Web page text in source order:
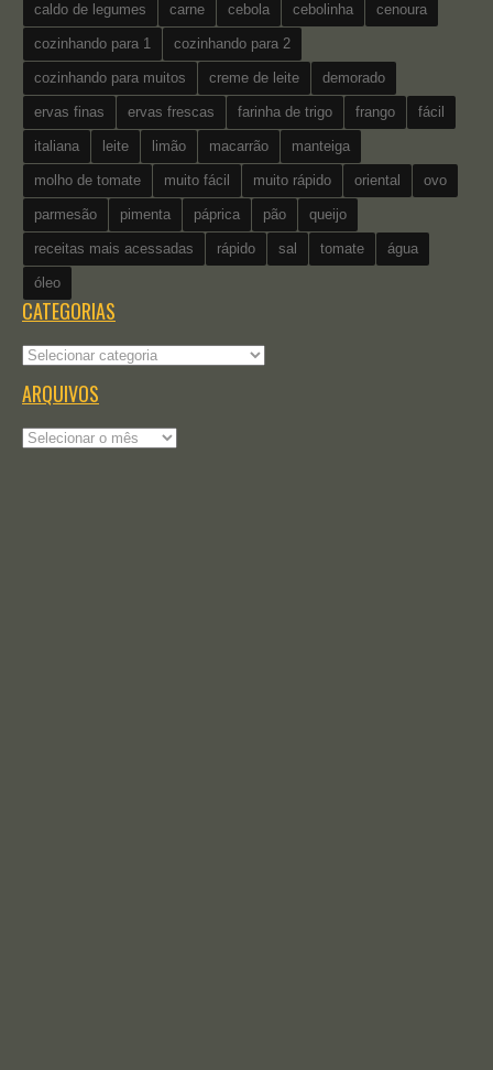
caldo de legumes carne cebola cebolinha cenoura
cozinhando para 1 cozinhando para 2
cozinhando para muitos creme de leite demorado
ervas finas ervas frescas farinha de trigo frango fácil
italiana leite limão macarrão manteiga
molho de tomate muito fácil muito rápido oriental ovo
parmesão pimenta páprica pão queijo
receitas mais acessadas rápido sal tomate água
óleo
CATEGORIAS
Categorias
ARQUIVOS
Arquivos